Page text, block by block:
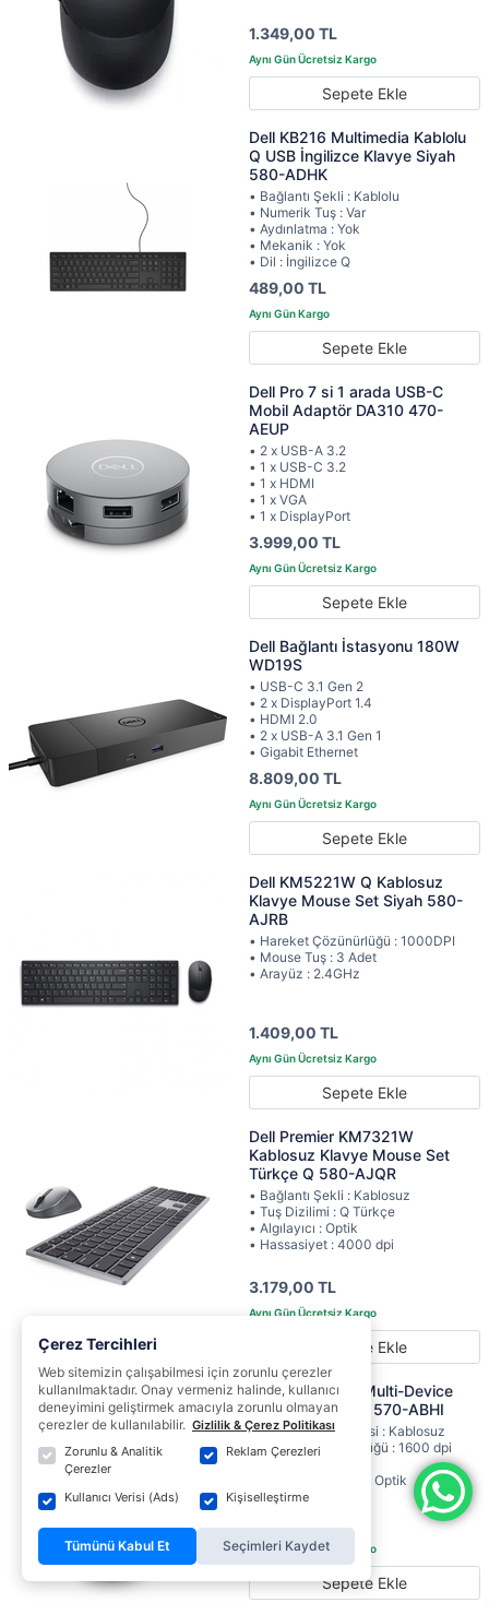
1.349,00 TL
Sepete Ekle
Dell KB216 Multimedia Kablolu
Q USB İngilizce Klavye Siyah
580-ADHK
• Bağlantı Şekli : Kablolu
• Numerik Tuş : Var
• Aydınlatma : Yok
• Mekanik : Yok
• Dil : İngilizce Q
489,00 TL
Sepete Ekle
Dell Pro 7 si 1 arada USB-C
Mobil Adaptör DA310 470-
AEUP
• 2 x USB-A 3.2
• 1 x USB-C 3.2
• 1 x HDMI
• 1 x VGA
• 1 x DisplayPort
3.999,00 TL
Sepete Ekle
Dell Bağlantı İstasyonu 180W
WD19S
• USB-C 3.1 Gen 2
• 2 x DisplayPort 1.4
• HDMI 2.0
• 2 x USB-A 3.1 Gen 1
• Gigabit Ethernet
8.809,00 TL
Sepete Ekle
Dell KM5221W Q Kablosuz
Klavye Mouse Set Siyah 580-
AJRB
• Hareket Çözünürlüğü : 1000DPI
• Mouse Tuş : 3 Adet
• Arayüz : 2.4GHz
1.409,00 TL
Sepete Ekle
Dell Premier KM7321W
Kablosuz Klavye Mouse Set
Türkçe Q 580-AJQR
• Bağlantı Şekli : Kablosuz
• Tuş Dizilimi : Q Türkçe
• Algılayıcı : Optik
• Hassasiyet : 4000 dpi
3.179,00 TL
Sepete Ekle
Dell MS5320W Multi-Device
Kablosuz Mouse 570-ABHI
• Bağlantı Teknolojisi : Kablosuz
• Hareket çözünürlüğü : 1600 dpi
• Düğmeler : 6 Adet
• Hareket Algılama : Optik
Sepete Ekle
Çerez Tercihleri
Web sitemizin çalışabilmesi için zorunlu çerezler
kullanılmaktadır. Onay vermeniz halinde, kullanıcı
deneyimini geliştirmek amacıyla zorunlu olmayan
çerezler de kullanılabilir. Gizlilik & Çerez Politikası
Zorunlu & Analitik
Çerezler
Reklam Çerezleri
Kullanıcı Verisi (Ads) Kişiselleştirme
Tümünü Kabul Et Seçimleri Kaydet